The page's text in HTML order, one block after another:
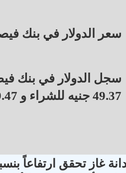
سعر الدولار في بنك
سجل الدولار في بنك
49.37 جنيه للشراء و 49.47 جنيه للبيع.